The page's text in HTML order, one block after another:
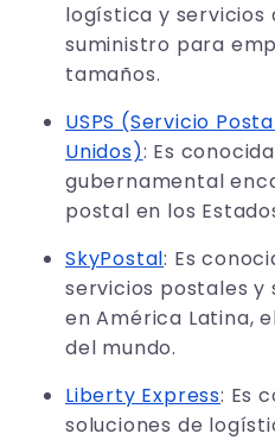
logística y servicios
suministro para
tamaños.
USPS (Servicio
Unidos): Es
gubernamental
postal en los
SkyPostal: Es
servicios postales y
en América Latina,
del mundo.
Liberty Express: Es
soluciones de